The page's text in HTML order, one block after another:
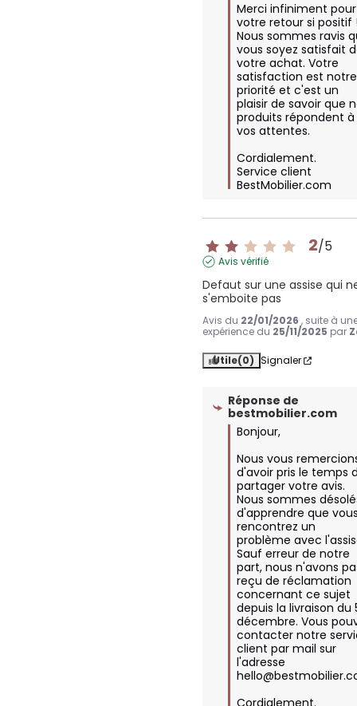
Merci infiniment pour
votre retour si positif
Nous sommes ravis
vous soyez satisfait
votre achat. Votre
satisfaction est notre
priorité et c'est un
plaisir de savoir que
produits répondent à
vos attentes.
Cordialement.
Service client
BestMobilier.com
2/5
Avis vérifié
Defaut sur une assise qui
s'emboite pas
Avis du 22/01/2026 , suite à
expérience du 25/11/2025 par
Utile(0) Signaler
Réponse de
bestmobilier.com
Bonjour,
Nous vous
d'avoir pris le temps
partager votre avis.
Nous sommes
d'apprendre que
rencontrez un
problème avec
Sauf erreur de notre
part, nous n'avons
reçu de réclamation
concernant ce sujet
depuis la livraison du
décembre. Vous
contacter notre
client par mail sur
l'adresse